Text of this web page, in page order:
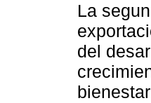
La
del